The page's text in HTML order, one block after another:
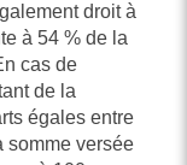
droit à
à 54 % de la
cas de
de la
égales entre
somme versée